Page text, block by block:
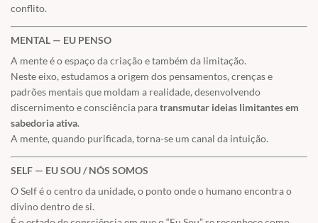
conflito.
MENTAL — EU PENSO
A mente é o espaço da criação e também da limitação.
Neste eixo, estudamos a origem dos pensamentos, crenças e
padrões mentais que moldam a realidade, desenvolvendo
discernimento e consciência paratransmutar ideias limitantes em
sabedoria ativa.
A mente, quando purificada, torna-se um canal da intuição.
SELF — EU SOU / NÓS SOMOS
O Self é o centro da unidade, o ponto onde o humano encontra o
divino dentro de si.